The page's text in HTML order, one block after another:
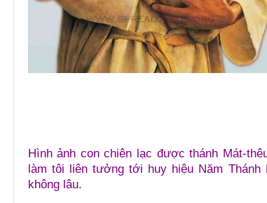
Hình ảnh con chiên lạc được thánh Mát-
làm tôi liên tưởng tới huy hiệu Năm
không lâu.